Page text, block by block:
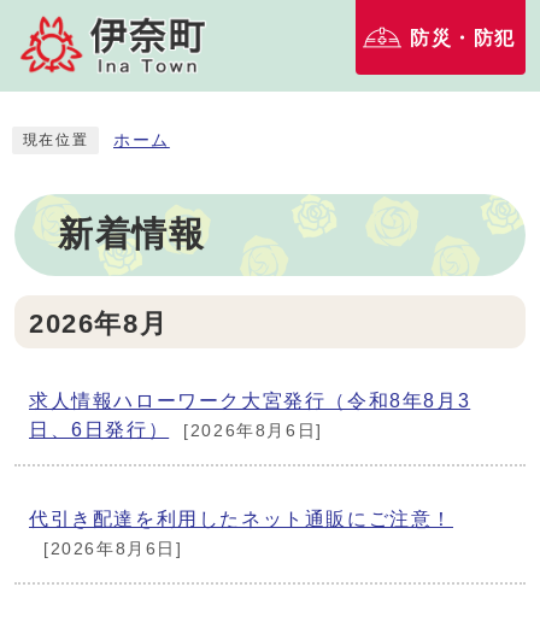
防災・防犯
現在位置 ホーム
新着情報
2026年8月
求人情報ハローワーク大宮発行（令和8年8月3
日、6日発行）
[2026年8月6日]
代引き配達を利用したネット通販にご注意！
[2026年8月6日]